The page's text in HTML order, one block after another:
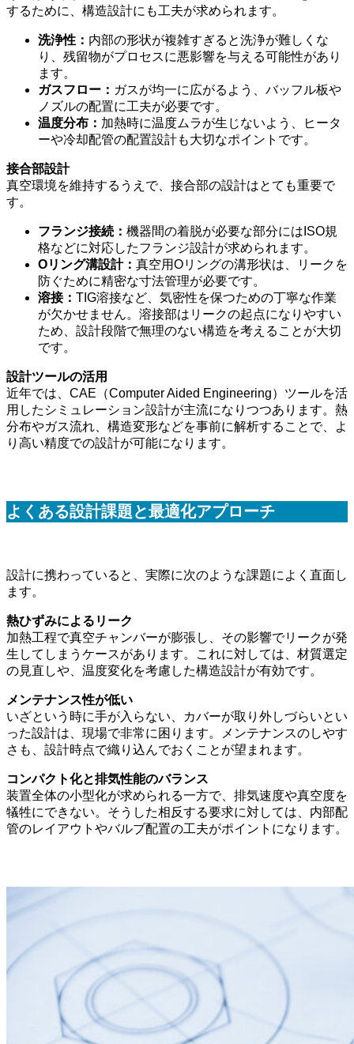
するために、構造設計にも工夫が求められます。
洗浄性： 内部の形状が複雑すぎると洗浄が難しくな
り、残留物がプロセスに悪影響を与える可能性があり
ます。
ガスフロー： ガスが均一に広がるよう、バッフル板や
ノズルの配置に工夫が必要です。
温度分布： 加熱時に温度ムラが生じないよう、ヒータ
ーや冷却配管の配置設計も大切なポイントです。
接合部設計
真空環境を維持するうえで、接合部の設計はとても重要で
す。
フランジ接続： 機器間の着脱が必要な部分にはISO規
格などに対応したフランジ設計が求められます。
Oリング溝設計： 真空用Oリングの溝形状は、リークを
防ぐために精密な寸法管理が必要です。
溶接： TIG溶接など、気密性を保つための丁寧な作業
が欠かせません。溶接部はリークの起点になりやすい
ため、設計段階で無理のない構造を考えることが大切
です。
設計ツールの活用
近年では、CAE（Computer Aided Engineering）ツールを活
用したシミュレーション設計が主流になりつつあります。熱
分布やガス流れ、構造変形などを事前に解析することで、よ
り高い精度での設計が可能になります。
よくある設計課題と最適化アプローチ
設計に携わっていると、実際に次のような課題によく直面し
ます。
熱ひずみによるリーク
加熱工程で真空チャンバーが膨張し、その影響でリークが発
生してしまうケースがあります。これに対しては、材質選定
の見直しや、温度変化を考慮した構造設計が有効です。
メンテナンス性が低い
いざという時に手が入らない、カバーが取り外しづらいとい
った設計は、現場で非常に困ります。メンテナンスのしやす
さも、設計時点で織り込んでおくことが望まれます。
コンパクト化と排気性能のバランス
装置全体の小型化が求められる一方で、排気速度や真空度を
犠牲にできない。そうした相反する要求に対しては、内部配
管のレイアウトやバルブ配置の工夫がポイントになります。